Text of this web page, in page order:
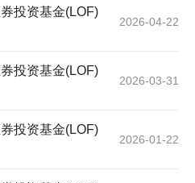
投资基金(LOF)
2026-04-22
投资基金(LOF)
2026-03-31
投资基金(LOF)
2026-01-22